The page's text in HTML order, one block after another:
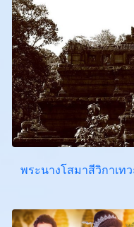
พระนางโสมาสีวิกาเท